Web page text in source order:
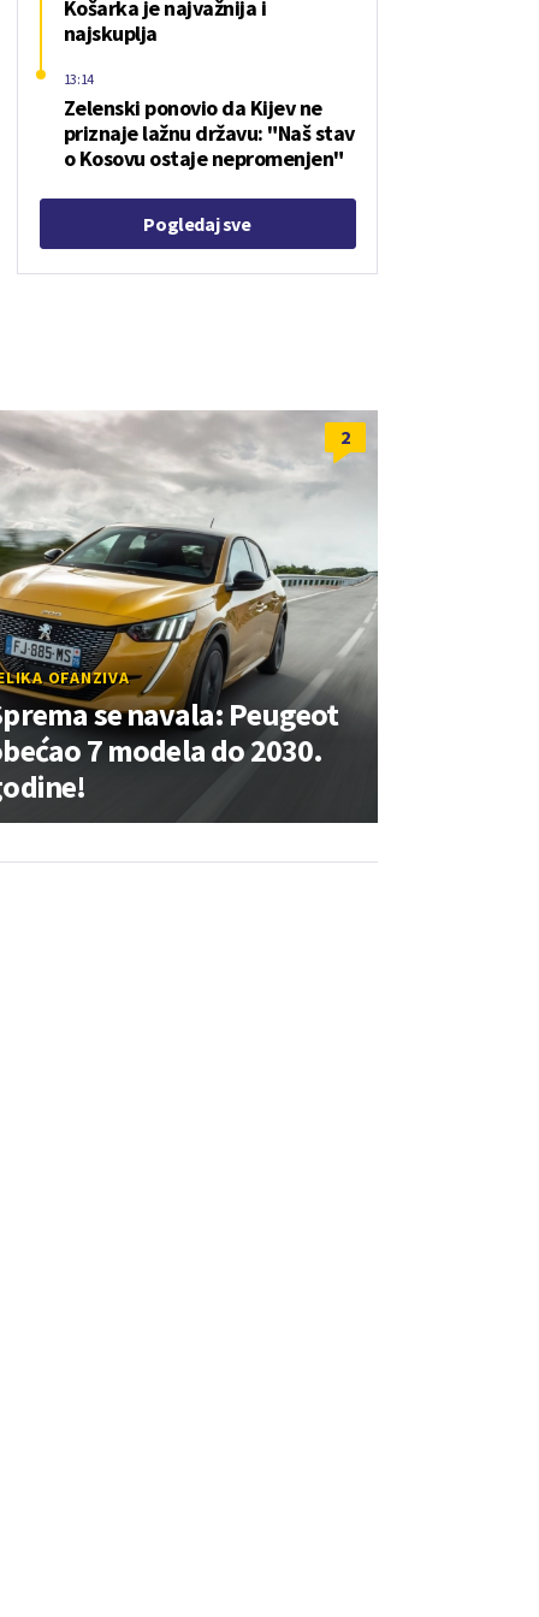
Košarka je najvažnija i
najskuplja
Zelenski ponovio da Kijev ne
priznaje lažnu državu: "Naš stav
o Kosovu ostaje nepromenjen"
13:14
Pogledaj sve
2
OFANZIVA
se navala: Peugeot
7 modela do 2030.